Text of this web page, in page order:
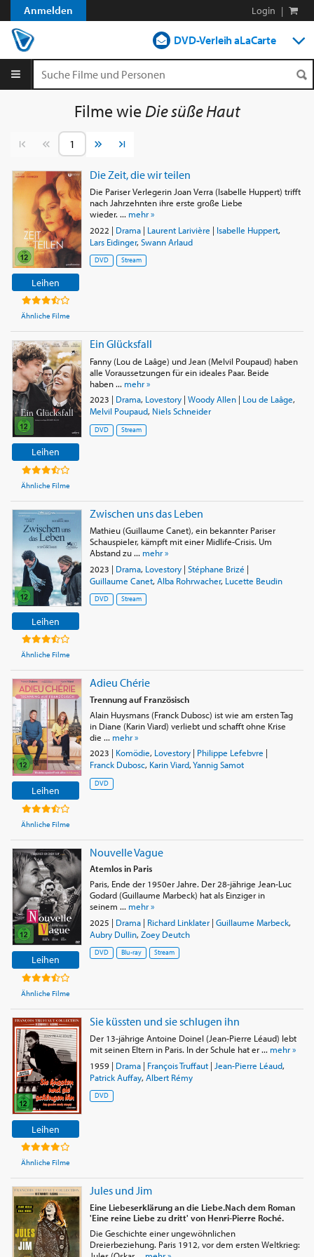
Anmelden Login |
DVD-Verleih aLaCarte
Streamen
Filme wieDie süße Haut
Vorherige SeiteNächste Seite
Leihen
Ähnliche Filme
Die Zeit, die wir teilen
Die Pariser Verlegerin Joan Verra (Isabelle Huppert) trifft
nach Jahrzehnten ihre erste große Liebe
wieder. ... mehr »
2022 | Drama| Laurent Larivière | Isabelle Huppert,
Lars Eidinger, Swann Arlaud
DVD Stream
Leihen
Ähnliche Filme
Ein Glücksfall
Fanny (Lou de Laâge) und Jean (Melvil Poupaud) haben
alle Voraussetzungen für ein ideales Paar. Beide
haben ... mehr »
2023 | Drama, Lovestory| Woody Allen| Lou de Laâge,
Melvil Poupaud, Niels Schneider
DVD Stream
Leihen
Ähnliche Filme
Zwischen uns das Leben
Mathieu (Guillaume Canet), ein bekannter Pariser
Schauspieler, kämpft mit einer Midlife-Crisis. Um
Abstand zu ... mehr »
2023 | Drama, Lovestory| Stéphane Brizé |
Guillaume Canet, Alba Rohrwacher, Lucette Beudin
DVD Stream
Leihen
Ähnliche Filme
Adieu Chérie
Trennung auf Französisch
Alain Huysmans (Franck Dubosc) ist wie am ersten Tag
in Diane (Karin Viard) verliebt und schafft ohne Krise
die ... mehr »
2023 | Komödie, Lovestory| Philippe Lefebvre |
Franck Dubosc, Karin Viard,Yannig Samot
DVD
Leihen
Ähnliche Filme
Nouvelle Vague
Atemlos in Paris
Paris, Ende der 1950er Jahre. Der 28-jährige Jean-Luc
Godard (Guillaume Marbeck) hat als Einziger in
seinem ... mehr »
2025 | Drama| Richard Linklater| Guillaume Marbeck,
Aubry Dullin, Zoey Deutch
DVD Blu-ray Stream
Leihen
Ähnliche Filme
Sie küssten und sie schlugen ihn
Der 13-jährige Antoine Doinel (Jean-Pierre Léaud) lebt
mit seinen Eltern in Paris. In der Schule hat er ... mehr »
1959| Drama| François Truffaut| Jean-Pierre Léaud,
Patrick Auffay, Albert Rémy
DVD
Jules und Jim
Eine Liebeserklärung an die Liebe.Nach dem Roman
'Eine reine Liebe zu dritt' von Henri-Pierre Roché.
Die Geschichte einer ungewöhnlichen
Dreierbeziehung. Paris 1912, vor dem ersten Weltkrieg: